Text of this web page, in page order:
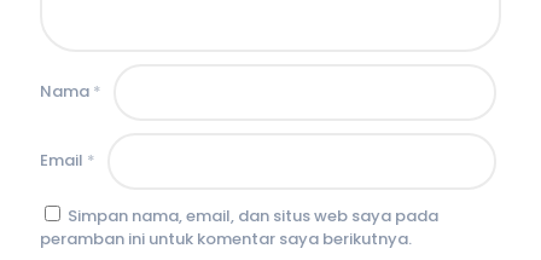
Nama *
Email *
Simpan nama, email, dan situs web saya pada
peramban ini untuk komentar saya berikutnya.